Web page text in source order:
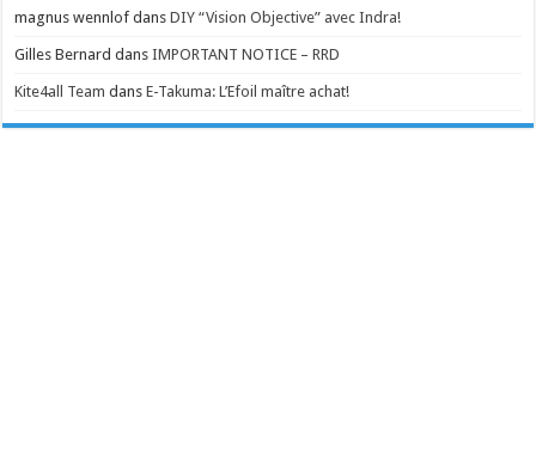
magnus wennlof dansDIY “Vision Objective” avec Indra!
Gilles Bernard dansIMPORTANT NOTICE – RRD
Kite4all Team dansE-Takuma: L’Efoil maître achat!